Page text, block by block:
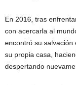
En 2016, tras
con acercarla al
encontró su salvación
su propia casa,
despertando